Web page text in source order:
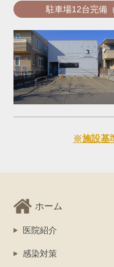
駐車場12台完備
※施設基
ホーム
医院紹介
感染対策